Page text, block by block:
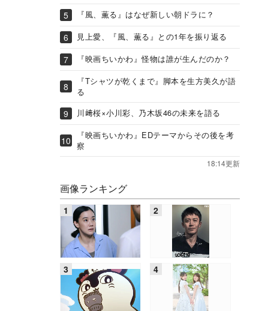
『風、薫る』はなぜ新しい朝ドラに？
見上愛、『風、薫る』との1年を振り返る
『映画ちいかわ』怪物は誰が生んだのか？
『Tシャツが乾くまで』脚本を生方美久が語
る
川﨑桜×小川彩、乃木坂46の未来を語る
『映画ちいかわ』EDテーマからその後を考
察
18:14更新
画像ランキング